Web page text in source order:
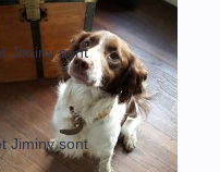
Jiminy sont
Jiminy sont